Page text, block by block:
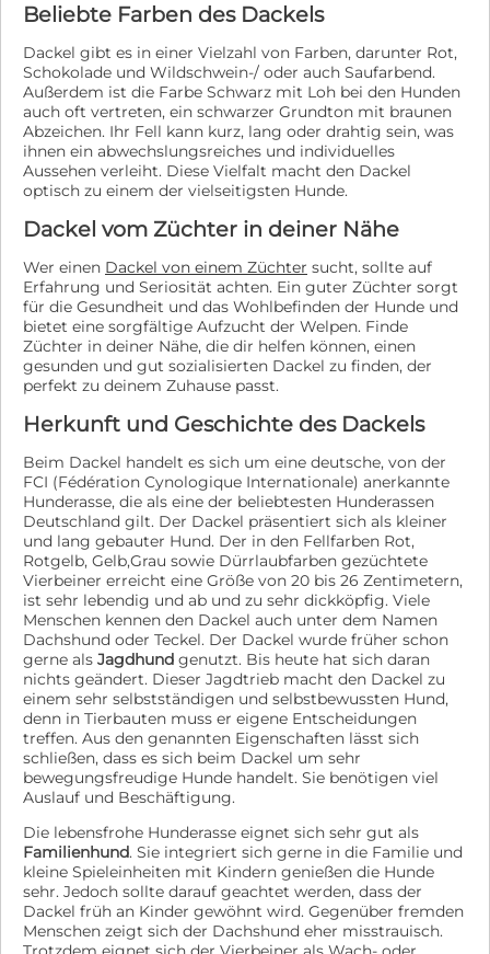
Beliebte Farben des Dackels
Dackel gibt es in einer Vielzahl von Farben, darunter Rot,
Schokolade und Wildschwein-/ oder auch Saufarbend.
Außerdem ist die Farbe Schwarz mit Loh bei den Hunden
auch oft vertreten, ein schwarzer Grundton mit braunen
Abzeichen. Ihr Fell kann kurz, lang oder drahtig sein, was
ihnen ein abwechslungsreiches und individuelles
Aussehen verleiht. Diese Vielfalt macht den Dackel
optisch zu einem der vielseitigsten Hunde.
Dackel vom Züchter in deiner Nähe
Wer einen Dackel von einem Züchter sucht, sollte auf
Erfahrung und Seriosität achten. Ein guter Züchter sorgt
für die Gesundheit und das Wohlbefinden der Hunde und
bietet eine sorgfältige Aufzucht der Welpen. Finde
Züchter in deiner Nähe, die dir helfen können, einen
gesunden und gut sozialisierten Dackel zu finden, der
perfekt zu deinem Zuhause passt.
Herkunft und Geschichte des Dackels
Beim Dackel handelt es sich um eine deutsche, von der
FCI (Fédération Cynologique Internationale) anerkannte
Hunderasse, die als eine der beliebtesten Hunderassen
Deutschland gilt. Der Dackel präsentiert sich als kleiner
und lang gebauter Hund. Der in den Fellfarben Rot,
Rotgelb, Gelb,Grau sowie Dürrlaubfarben gezüchtete
Vierbeiner erreicht eine Größe von 20 bis 26 Zentimetern,
ist sehr lebendig und ab und zu sehr dickköpfig. Viele
Menschen kennen den Dackel auch unter dem Namen
Dachshund oder Teckel. Der Dackel wurde früher schon
gerne als Jagdhund genutzt. Bis heute hat sich daran
nichts geändert. Dieser Jagdtrieb macht den Dackel zu
einem sehr selbstständigen und selbstbewussten Hund,
denn in Tierbauten muss er eigene Entscheidungen
treffen. Aus den genannten Eigenschaften lässt sich
schließen, dass es sich beim Dackel um sehr
bewegungsfreudige Hunde handelt. Sie benötigen viel
Auslauf und Beschäftigung.
Die lebensfrohe Hunderasse eignet sich sehr gut als
Familienhund. Sie integriert sich gerne in die Familie und
kleine Spieleinheiten mit Kindern genießen die Hunde
sehr. Jedoch sollte darauf geachtet werden, dass der
Dackel früh an Kinder gewöhnt wird. Gegenüber fremden
Menschen zeigt sich der Dachshund eher misstrauisch.